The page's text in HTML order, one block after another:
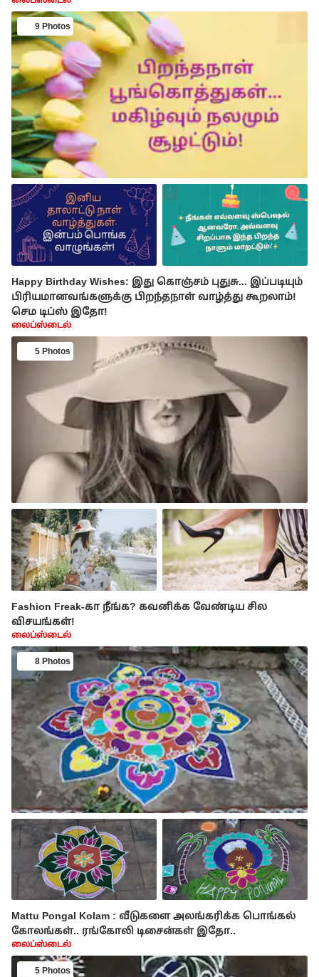
9 Photos
Happy Birthday Wishes: இது கொஞ்சம் புதுசு... இப்படியும்
பிரியமானவங்களுக்கு பிறந்தநாள் வாழ்த்து கூறலாம்!
செம டிப்ஸ் இதோ!
லைப்ஸ்டைல்
5 Photos
Fashion Freak-கா நீங்க? கவனிக்க வேண்டிய சில
விசயங்கள்!
லைப்ஸ்டைல்
8 Photos
Mattu Pongal Kolam : வீடுகளை அலங்கரிக்க பொங்கல்
கோலங்கள்.. ரங்கோலி டிசைன்கள் இதோ..
லைப்ஸ்டைல்
5 Photos